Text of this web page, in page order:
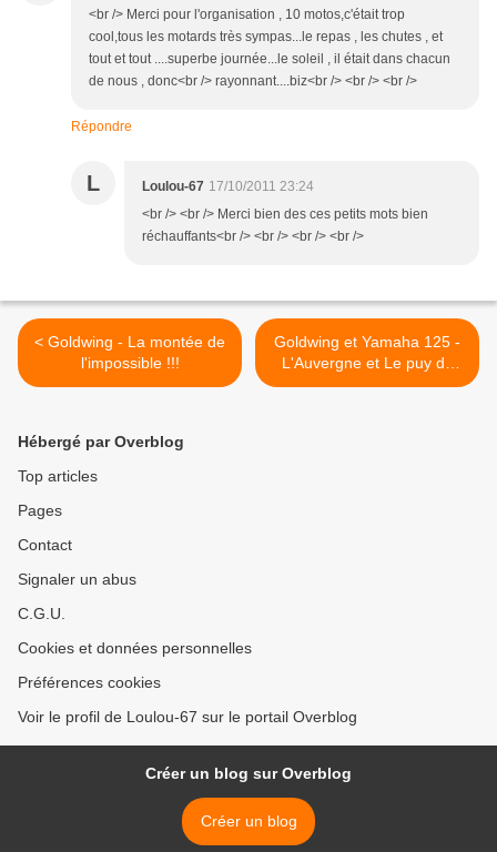
<br /> Merci pour l'organisation , 10 motos,c'était trop
cool,tous les motards très sympas...le repas , les chutes , et
tout et tout ....superbe journée...le soleil , il était dans chacun
de nous , donc<br /> rayonnant....biz<br /> <br /> <br />
Répondre
L Loulou-67 17/10/2011 23:24
<br /> <br /> Merci bien des ces petits mots bien
réchauffants<br /> <br /> <br /> <br />
< Goldwing - La montée de
l'impossible !!!
Goldwing et Yamaha 125 -
L'Auvergne et Le puy de
Sancy en 2011 >
Hébergé par Overblog
Top articles
Pages
Contact
Signaler un abus
C.G.U.
Cookies et données personnelles
Préférences cookies
Voir le profil de Loulou-67 sur le portail Overblog
Créer un blog sur Overblog
Créer un blog